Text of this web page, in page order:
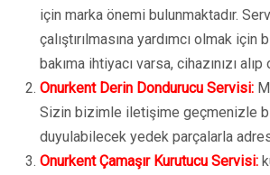
için marka önemi bulunmaktadır.
çalıştırılmasına yardımcı olmak
bakıma ihtiyacı varsa, cihazınızı
Onurkent Derin Dondurucu Servisi:
Sizin bizimle iletişime geçmenizle
duyulabilecek yedek parçalarla
Onurkent Çamaşır Kurutucu Servisi: